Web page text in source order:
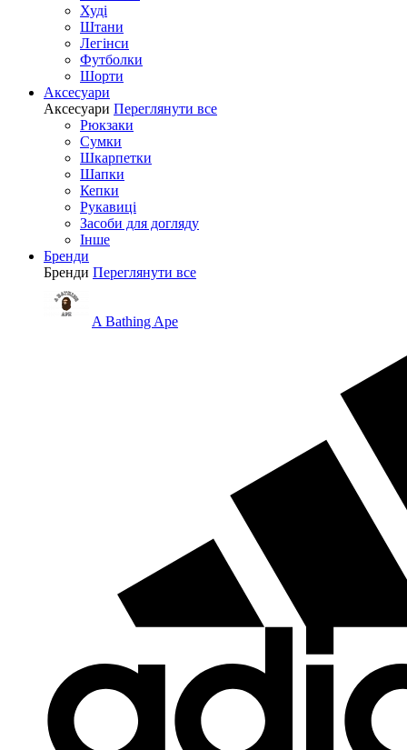
Худі
Штани
Легінси
Футболки
Шорти
Аксесуари
Аксесуари Переглянути все
Рюкзаки
Сумки
Шкарпетки
Шапки
Кепки
Рукавиці
Засоби для догляду
Інше
Бренди
Бренди Переглянути все
A Bathing Ape